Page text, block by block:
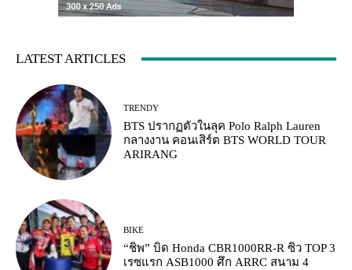
LATEST ARTICLES
TRENDY
BTS ปรากฏตัวในลุค Polo Ralph Lauren
กลางงาน คอนเสิร์ต BTS WORLD TOUR
ARIRANG
BIKE
“ชิพ” บิด Honda CBR1000RR-R ซิว TOP 3
เรซแรก ASB1000 ศึก ARRC สนาม 4